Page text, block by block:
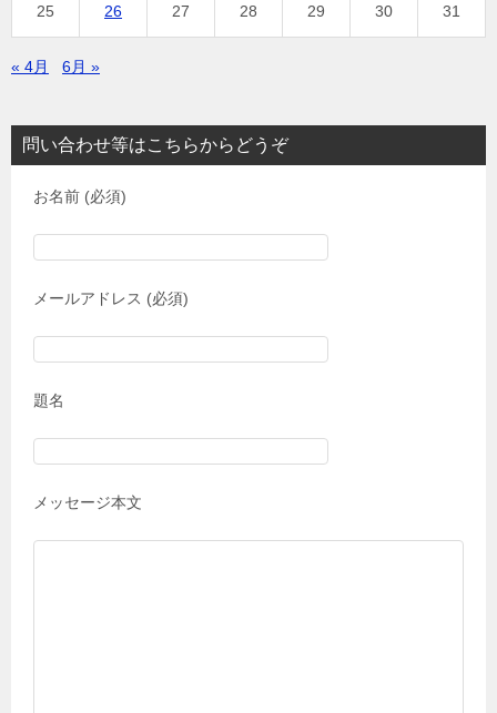
25 26 27 28 29 30 31
« 4月 6月 »
問い合わせ等はこちらからどうぞ
お名前 (必須)
メールアドレス (必須)
題名
メッセージ本文